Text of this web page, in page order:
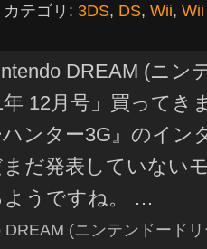
テゴリ: 3DS, DS, Wii,
DREAM (ニン
年 12月号」買ってき
ハンター3G』のイン
まだ発表していない
ようですね。 …
DREAM (ニンテンドード